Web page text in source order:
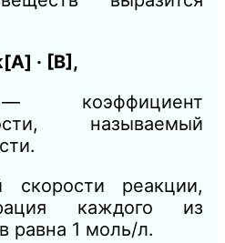
· [B],
называемый
реакции,
каждого из
равна 1 моль/л.